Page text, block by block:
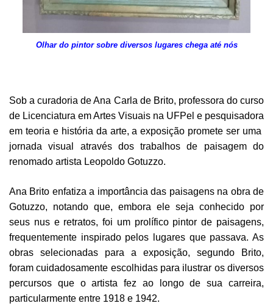
Olhar do pintor sobre diversos lugares chega até nós
Sob a curadoria de Ana Carla de Brito, professora do curso
de Licenciatura em Artes Visuais na UFPel e pesquisadora
em teoria e história da arte, a exposição promete ser uma
jornada visual através dos trabalhos de paisagem do
renomado artista Leopoldo Gotuzzo.
Ana Brito enfatiza a importância das paisagens na obra de
Gotuzzo, notando que, embora ele seja conhecido por
seus nus e retratos, foi um prolífico pintor de paisagens,
frequentemente inspirado pelos lugares que passava. As
obras selecionadas para a exposição, segundo Brito,
foram cuidadosamente escolhidas para ilustrar os diversos
percursos que o artista fez ao longo de sua carreira,
particularmente entre 1918 e 1942.